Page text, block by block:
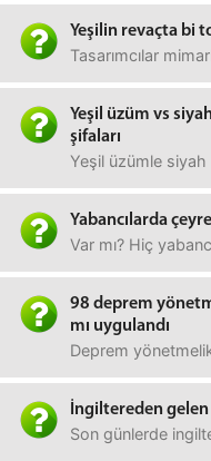
Yeşilin revaçta bi
Tasarımcılar
Yeşil üzüm vs
şifaları
Yeşil üzümle siyah
Yabancılarda
Var mı? Hiç
98 deprem
mı uygulandı
Deprem
İngiltereden
Son günlerde